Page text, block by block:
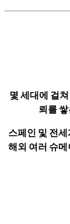
몇 세대에 걸
뢰를
스페인 및 전
해외 여러 슈